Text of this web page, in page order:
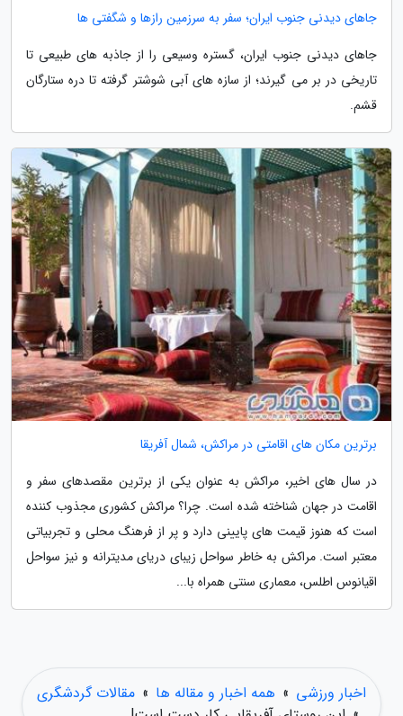
جاهای دیدنی جنوب ایران؛ سفر به سرزمین رازها و شگفتی ها
جاهای دیدنی جنوب ایران، گستره وسیعی را از جاذبه های طبیعی تا
تاریخی در بر می گیرند؛ از سازه های آبی شوشتر گرفته تا دره ستارگان
قشم.
برترین مکان های اقامتی در مراکش، شمال آفریقا
در سال های اخیر، مراکش به عنوان یکی از برترین مقصدهای سفر و
اقامت در جهان شناخته شده است. چرا؟ مراکش کشوری مجذوب کننده
است که هنوز قیمت های پایینی دارد و پر از فرهنگ محلی و تجربیاتی
معتبر است. مراکش به خاطر سواحل زیبای دریای مدیترانه و نیز سواحل
اقیانوس اطلس، معماری سنتی همراه با...
اخبار ورزشی » همه اخبار و مقاله ها » مقالات گردشگری